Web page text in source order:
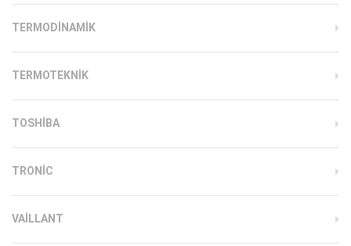
TERMODINAMIK
TERMOTEKNIK
TOSHIBA
TRONIC
VAILLANT